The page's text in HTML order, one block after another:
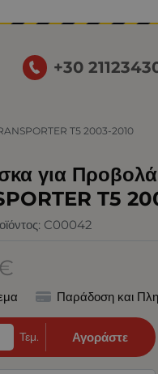
+30
T5 2003-2010
για
T5
C00042
Παράδοση και
Τεμ. Αγοράστε